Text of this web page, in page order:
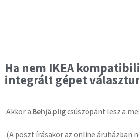
Ha nem IKEA
integrált gépet
Akkor a Behjälpligcsúszópánt lesz a
(A poszt írásakor az online áruházban